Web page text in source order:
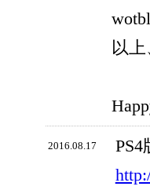
以
2016.08.17